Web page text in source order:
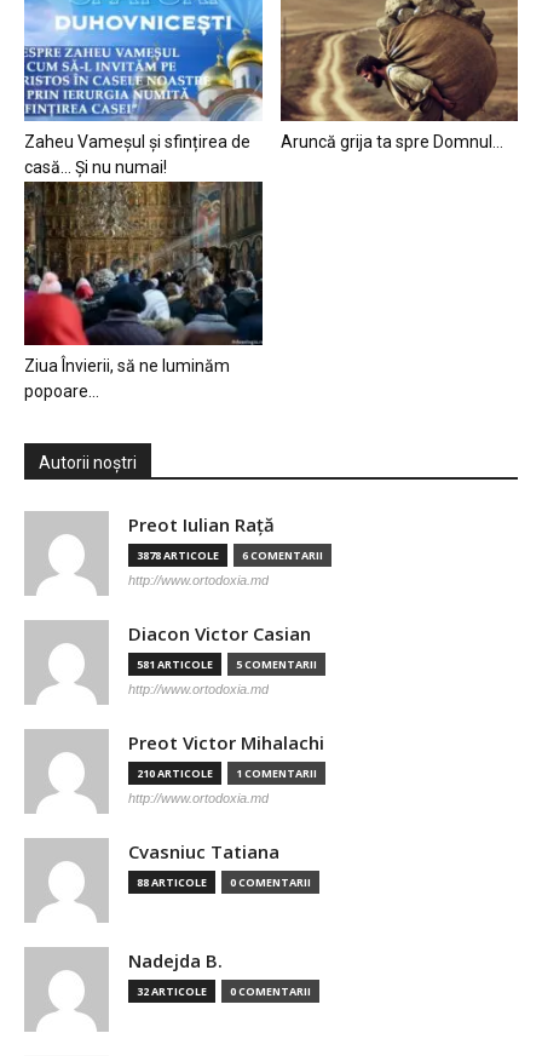
Zaheu Vameșul și sfințirea de
casă… Și nu numai!
Aruncă grija ta spre Domnul…
Ziua Învierii, să ne luminăm
popoare…
Autorii noștri
Preot Iulian Raţă
3878 ARTICOLE 6 COMENTARII
http://www.ortodoxia.md
Diacon Victor Casian
581 ARTICOLE 5 COMENTARII
http://www.ortodoxia.md
Preot Victor Mihalachi
210 ARTICOLE 1 COMENTARII
http://www.ortodoxia.md
Cvasniuc Tatiana
88 ARTICOLE 0 COMENTARII
Nadejda B.
32 ARTICOLE 0 COMENTARII